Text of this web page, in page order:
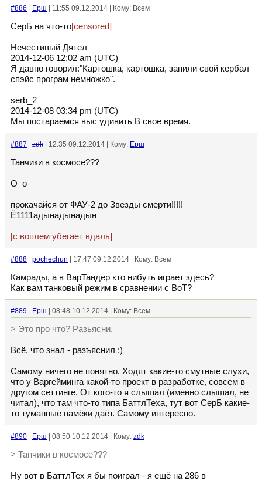
#886 Ерш | 11:55 09.12.2014 | Кому: Всем
СерБ на что-то[censored]
Нечестивый Дятел
2014-12-06 12:02 am (UTC)
Я давно говорил:"Картошка, картошка, запили свой кербал
спэйс програм немножко".
serb_2
2014-12-08 03:34 pm (UTC)
Мы постараемся выс удивить В свое время.
#887 zdk | 12:35 09.12.2014 | Кому: Ерш
Танчики в космосе???
О_о
прокачайся от ФАУ-2 до Звезды смерти!!!!!
Ё1111адынадынадын
[с воплем убегает вдаль]
#888 pochechun | 17:47 09.12.2014 | Кому: Всем
Камрады, а в ВарТандер кто нибуть играет здесь?
Как вам танковый режим в сравнении с ВоТ?
#889 Ерш | 08:48 10.12.2014 | Кому: Всем
> Это про что? Разьясни.
Всё, что знал - разъяснил :)
Самому ничего не понятно. Ходят какие-то смутные слухи,
что у Варгейминга какой-то проект в разработке, совсем в
другом сеттинге. От кого-то я слышал (именно слышал, не
читал), что там что-то типа БаттлТеха, тут вот СерБ какие-
то туманные намёки даёт. Самому интересно.
#890 Ерш | 08:50 10.12.2014 | Кому: zdk
> Танчики в космосе???
Ну вот в БаттлТех я бы поиграл - я ещё на 286 в